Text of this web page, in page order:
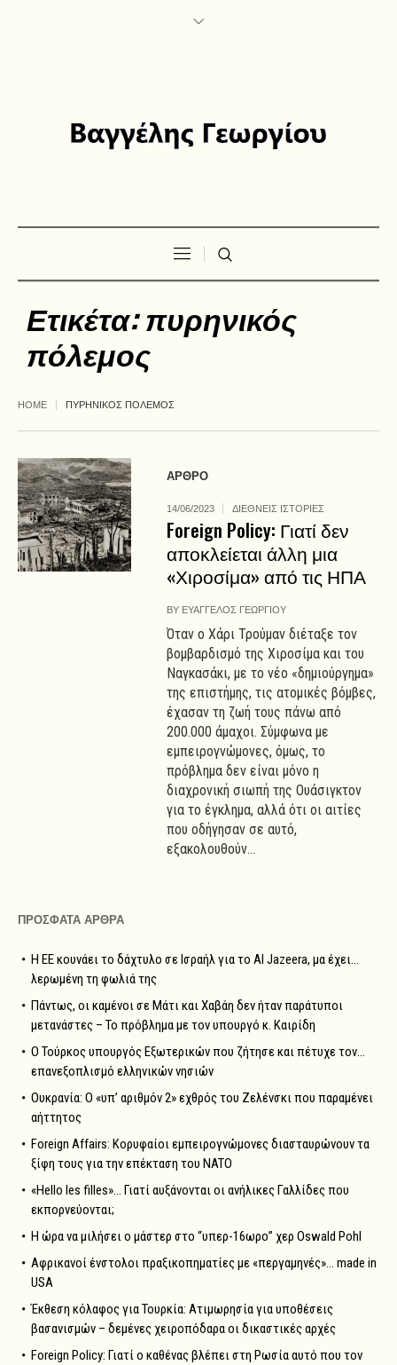
Ετικέτα:πυρηνικός
πόλεμος
HOME ΠΥΡΗΝΙΚΟΣ ΠΟΛΕΜΟΣ
ΑΡΘΡΟ
14/06/2023 ΔΙΕΘΝΕΙΣ ΙΣΤΟΡΙΕΣ
Foreign Policy: Γιατί δεν
αποκλείεται άλλη μια
«Χιροσίμα» από τις ΗΠΑ
BY ΕΥΑΓΓΕΛΟΣ ΓΕΩΡΓΙΟΥ
Όταν ο Χάρι Τρούμαν διέταξε τον
βομβαρδισμό της Χιροσίμα και του
Ναγκασάκι, με το νέο «δημιούργημα»
της επιστήμης, τις ατομικές βόμβες,
έχασαν τη ζωή τους πάνω από
200.000 άμαχοι. Σύμφωνα με
εμπειρογνώμονες, όμως, το
πρόβλημα δεν είναι μόνο η
διαχρονική σιωπή της Ουάσιγκτον
για το έγκλημα, αλλά ότι οι αιτίες
που οδήγησαν σε αυτό,
εξακολουθούν...
ΠΡΟΣΦΑΤΑ ΑΡΘΡΑ
Η ΕΕ κουνάει το δάχτυλο σε Ισραήλ για το Al Jazeera, μα έχει…
λερωμένη τη φωλιά της
Πάντως, οι καμένοι σε Μάτι και Χαβάη δεν ήταν παράτυποι
μετανάστες – Το πρόβλημα με τον υπουργό κ. Καιρίδη
Ο Τούρκος υπουργός Εξωτερικών που ζήτησε και πέτυχε τον…
επανεξοπλισμό ελληνικών νησιών
Ουκρανία: Ο «υπ’ αριθμόν 2» εχθρός του Ζελένσκι που παραμένει
αήττητος
Foreign Affairs: Κορυφαίοι εμπειρογνώμονες διασταυρώνουν τα
ξίφη τους για την επέκταση του NATO
«Hello les filles»… Γιατί αυξάνονται οι ανήλικες Γαλλίδες που
εκπορνεύονται;
Η ώρα να μιλήσει ο μάστερ στο “υπερ-16ωρο” χερ Oswald Pohl
Αφρικανοί ένστολοι πραξικοπηματίες με «περγαμηνές»… made in
USA
Έκθεση κόλαφος για Τουρκία: Ατιμωρησία για υποθέσεις
βασανισμών – δεμένες χειροπόδαρα οι δικαστικές αρχές
Foreign Policy: Γιατί ο καθένας βλέπει στη Ρωσία αυτό που τον